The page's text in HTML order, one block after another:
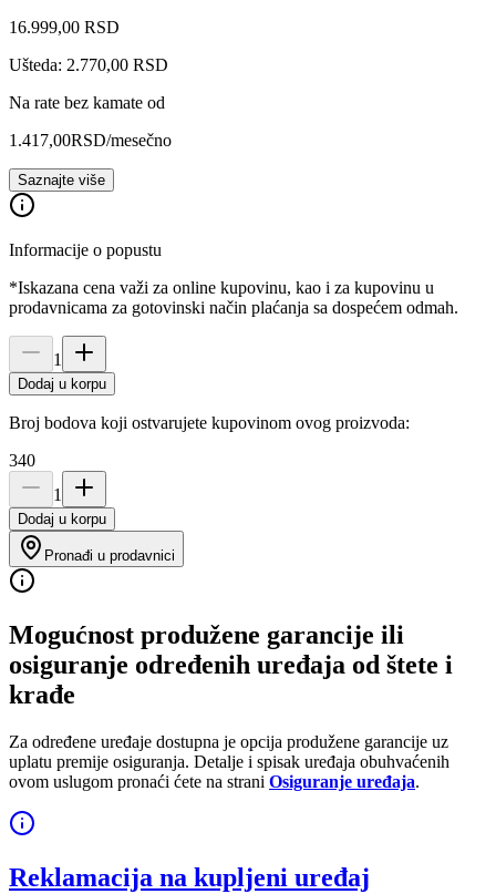
16.999,00 RSD
Ušteda: 2.770,00 RSD
Na rate bez kamate od
1.417,00RSD/mesečno
Saznajte više
Informacije o popustu
*Iskazana cena važi za online kupovinu, kao i za kupovinu u
prodavnicama za gotovinski način plaćanja sa dospećem odmah.
1
Dodaj u korpu
Broj bodova koji ostvarujete kupovinom ovog proizvoda:
340
1
Dodaj u korpu
Pronađi u prodavnici
Mogućnost produžene garancije ili
osiguranje određenih uređaja od štete i
krađe
Za određene uređaje dostupna je opcija produžene garancije uz
uplatu premije osiguranja. Detalje i spisak uređaja obuhvaćenih
ovom uslugom pronaći ćete na strani Osiguranje uređaja.
Reklamacija na kupljeni uređaj